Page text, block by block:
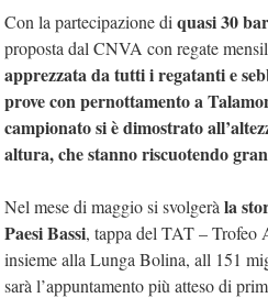
Con la partecipazione di quasi 30
proposta dal CNVA con regate
apprezzata da tutti i regatanti e
prove con pernottamento a
campionato si è dimostrato
altura, che stanno riscuotendo
Nel mese di maggio si svolgerà la
Paesi Bassi, tappa del TAT – Trofeo
insieme alla Lunga Bolina, all 151
sarà l’appuntamento più atteso di